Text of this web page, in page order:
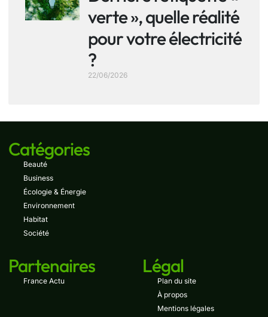
verte », quelle réalité
pour votre électricité
?
22/06/2026
Catégories
Beauté
Business
Écologie & Énergie
Environnement
Habitat
Société
Partenaires
France Actu
Légal
Plan du site
À propos
Mentions légales